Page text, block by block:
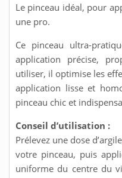
Le pinceau idéal, pour
une pro.
Ce pinceau ultra-
application précise,
utiliser, il optimise les
application lisse et
pinceau chic et
Conseil d’utilisation :
Prélevez une dose
votre pinceau, puis
uniforme du centre du